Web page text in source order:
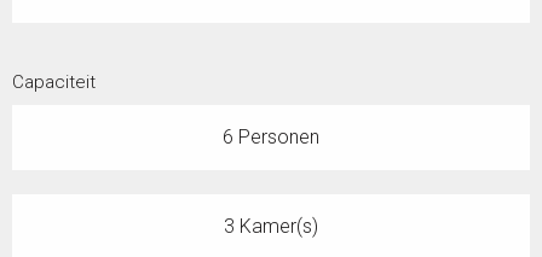
Capaciteit
6 Personen
3 Kamer(s)